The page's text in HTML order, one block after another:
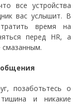
все устройства
вас услышит. В
время на
перед HR, а
смазанным.
позаботьтесь о
и никакие